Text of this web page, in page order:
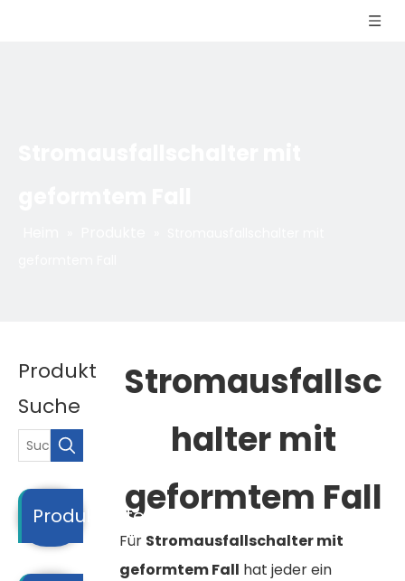
Produkt
Suche
Produktkategorie
Stromausfallsc
halter mit
geformtem Fall
Für Stromausfallschalter mit
geformtem Fall hat jeder ein